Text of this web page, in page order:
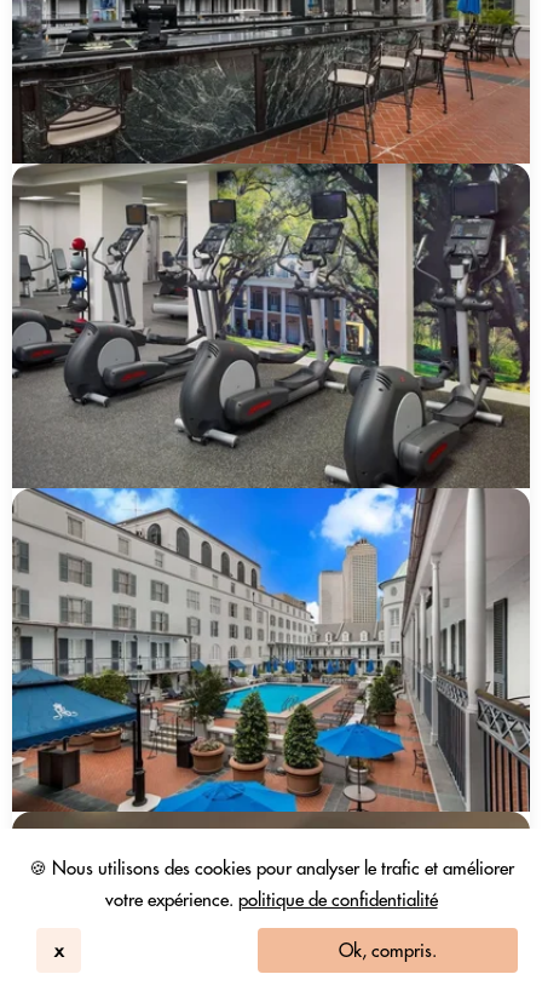
🍪 Nous utilisons des cookies pour analyser le trafic et améliorer
votre expérience. politique de confidentialité
x Ok, compris.